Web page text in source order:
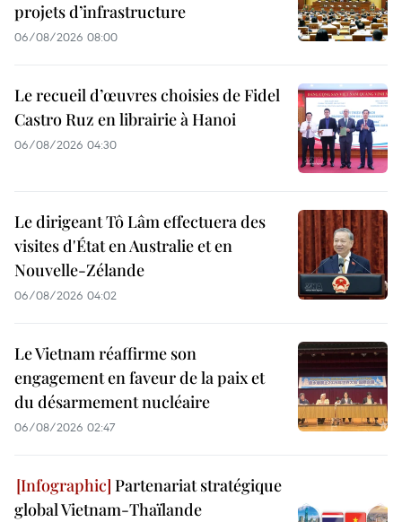
projets d’infrastructure
06/08/2026 08:00
Le recueil d’œuvres choisies de Fidel
Castro Ruz en librairie à Hanoi
06/08/2026 04:30
Le dirigeant Tô Lâm effectuera des
visites d'État en Australie et en
Nouvelle-Zélande
06/08/2026 04:02
Le Vietnam réaffirme son
engagement en faveur de la paix et
du désarmement nucléaire
06/08/2026 02:47
Partenariat stratégique
global Vietnam-Thaïlande